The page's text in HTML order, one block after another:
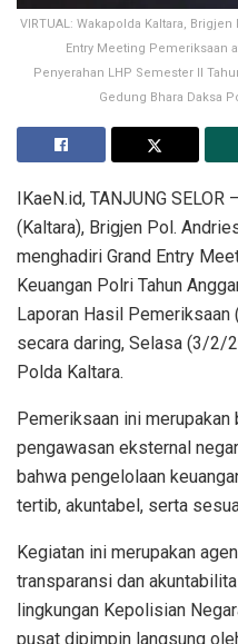
VIRTUAL: Wakapolda Kaltara,
Entry Meeting Pemeriksaan
Penyerahan LHP Semester II
Gedung Bhara Daksa
IKaeN.id, TANJUNG
(Kaltara), Brigjen Pol.
menghadiri Grand Entry
Keuangan Polri Tahun
Laporan Hasil
secara daring, Selasa (3/2/
Polda Kaltara.
Pemeriksaan ini
pengawasan eksternal
bahwa pengelolaan
tertib, akuntabel, serta
Kegiatan ini merupakan
transparansi dan
lingkungan Kepolisian
pusat dipimpin langsung